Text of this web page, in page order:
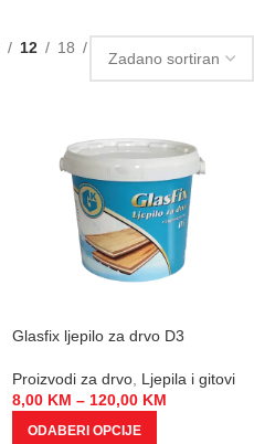
12
18
Glasfix ljepilo za drvo D3
Proizvodi za drvo Ljepila i gitovi
8,00 KM – 120,00 KM
ODABERI OPCIJE